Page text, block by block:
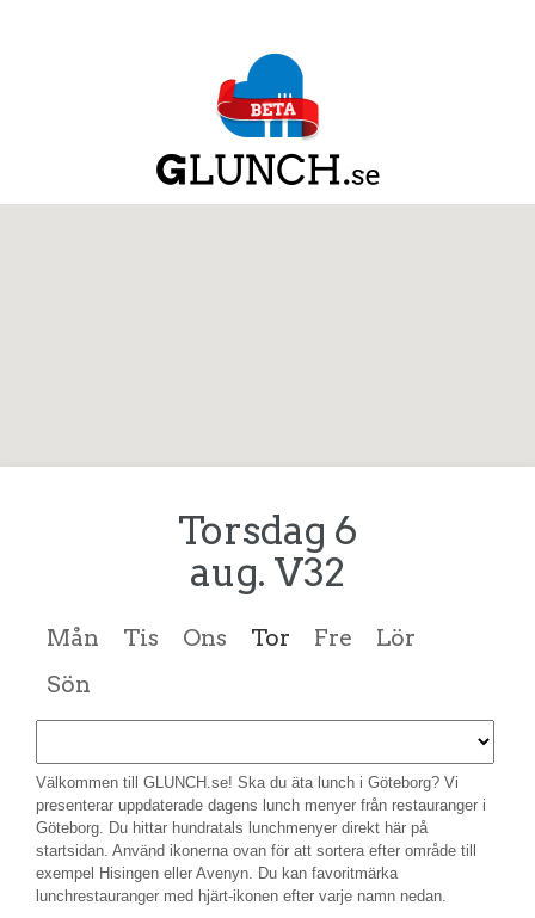
Torsdag 6
aug. V32
Mån Tis Ons Tor Fre
Lör
Sön
Välkommen till GLUNCH.se! Ska du äta lunch i Göteborg? Vi
presenterar uppdaterade dagens lunch menyer från restauranger i
Göteborg. Du hittar hundratals lunchmenyer direkt här på
startsidan. Använd ikonerna ovan för att sortera efter område till
exempel Hisingen eller Avenyn. Du kan favoritmärka
lunchrestauranger med hjärt-ikonen efter varje namn nedan.